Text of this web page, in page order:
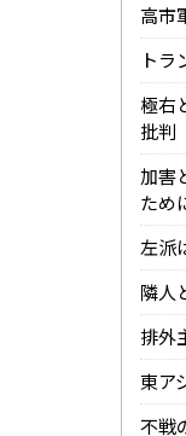
高市
トラ
極右
批判
加害
ため
左派
隣人
排外
東ア
不戦